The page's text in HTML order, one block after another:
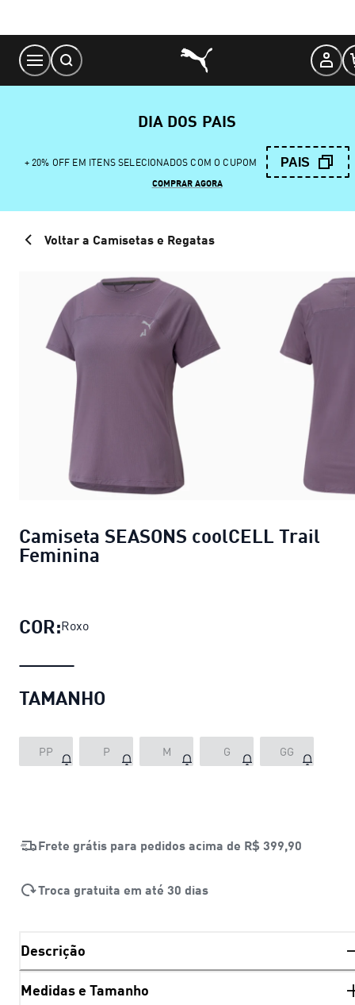
Content
DIA DOS PAIS
+ 20% OFF EM ITENS SELECIONADOS COM O CUPOM PAIS
COMPRAR AGORA
Voltar a Camisetas e Regatas
Camiseta SEASONS coolCELL Trail
Feminina
COR:Roxo
TAMANHO
PP P M G GG
Frete grátis para pedidos acima de R$ 399,90
Troca gratuita em até 30 dias
Descrição
Medidas e Tamanho